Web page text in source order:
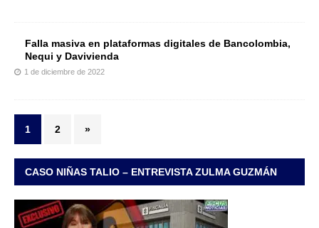
Falla masiva en plataformas digitales de Bancolombia,
Nequi y Davivienda
1 de diciembre de 2022
1 2 »
CASO NIÑAS TALIO – ENTREVISTA ZULMA GUZMÁN